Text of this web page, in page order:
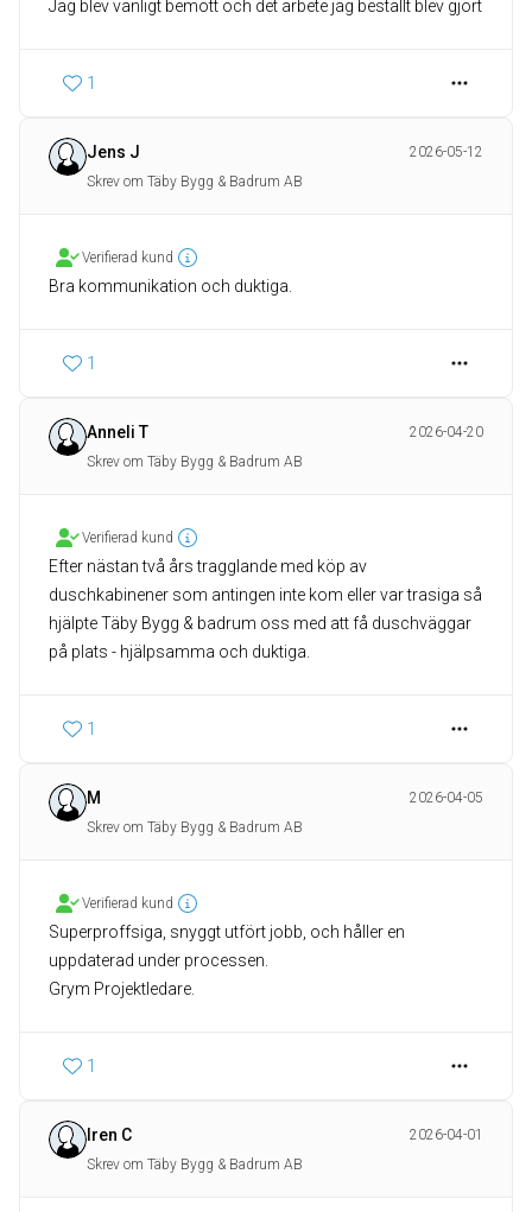
Jag blev vänligt bemött och det arbete jag beställt blev gjort
1
Jens J
2026-05-12
Skrev om Täby Bygg & Badrum AB
Verifierad kund
Bra kommunikation och duktiga.
1
Anneli T
2026-04-20
Skrev om Täby Bygg & Badrum AB
Verifierad kund
Efter nästan två års tragglande med köp av
duschkabinener som antingen inte kom eller var trasiga så
hjälpte Täby Bygg & badrum oss med att få duschväggar
på plats - hjälpsamma och duktiga.
1
M
2026-04-05
Skrev om Täby Bygg & Badrum AB
Verifierad kund
Superproffsiga, snyggt utfört jobb, och håller en
uppdaterad under processen.
Grym Projektledare.
1
Iren C
2026-04-01
Skrev om Täby Bygg & Badrum AB